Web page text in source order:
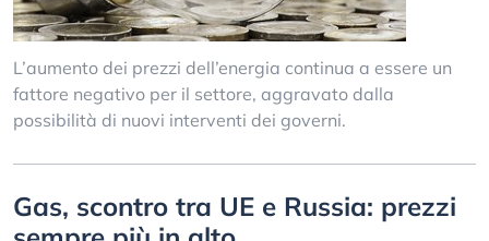
L’aumento dei prezzi dell’energia continua a essere un
fattore negativo per il settore, aggravato dalla
possibilità di nuovi interventi dei governi.
Gas, scontro tra UE e Russia: prezzi